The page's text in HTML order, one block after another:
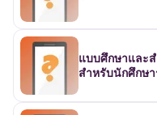
แบบศึกษาและ
สำหรับนักศึกษ